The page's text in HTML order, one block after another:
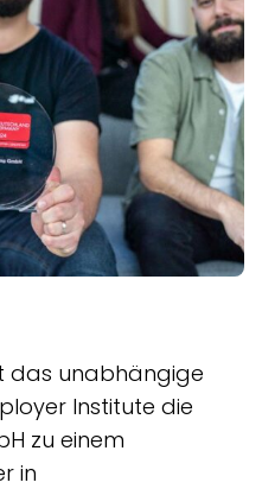
das unabhängige
Institute die
zu einem
in